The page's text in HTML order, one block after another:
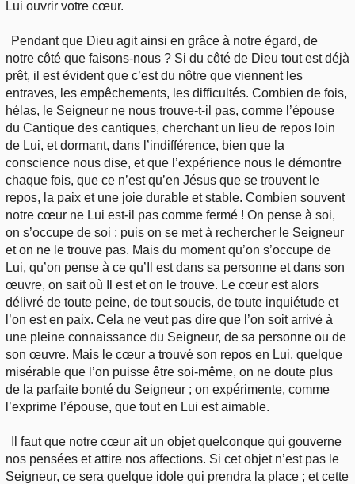
Lui ouvrir votre cœur.
Pendant que Dieu agit ainsi en grâce à notre égard, de
notre côté que faisons-nous ? Si du côté de Dieu tout est déjà
prêt, il est évident que c’est du nôtre que viennent les
entraves, les empêchements, les difficultés. Combien de fois,
hélas, le Seigneur ne nous trouve-t-il pas, comme l’épouse
du Cantique des cantiques, cherchant un lieu de repos loin
de Lui, et dormant, dans l’indifférence, bien que la
conscience nous dise, et que l’expérience nous le démontre
chaque fois, que ce n’est qu’en Jésus que se trouvent le
repos, la paix et une joie durable et stable. Combien souvent
notre cœur ne Lui est-il pas comme fermé ! On pense à soi,
on s’occupe de soi ; puis on se met à rechercher le Seigneur
et on ne le trouve pas. Mais du moment qu’on s’occupe de
Lui, qu’on pense à ce qu’Il est dans sa personne et dans son
œuvre, on sait où Il est et on le trouve. Le cœur est alors
délivré de toute peine, de tout soucis, de toute inquiétude et
l’on est en paix. Cela ne veut pas dire que l’on soit arrivé à
une pleine connaissance du Seigneur, de sa personne ou de
son œuvre. Mais le cœur a trouvé son repos en Lui, quelque
misérable que l’on puisse être soi-même, on ne doute plus
de la parfaite bonté du Seigneur ; on expérimente, comme
l’exprime l’épouse, que tout en Lui est aimable.
Il faut que notre cœur ait un objet quelconque qui gouverne
nos pensées et attire nos affections. Si cet objet n’est pas le
Seigneur, ce sera quelque idole qui prendra la place ; et cette